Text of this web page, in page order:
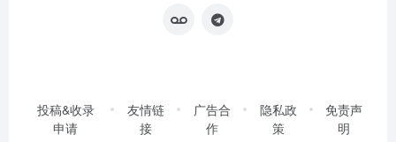
投稿&收录
申请
友情链
接
广告合
作
隐私政
策
免责声
明